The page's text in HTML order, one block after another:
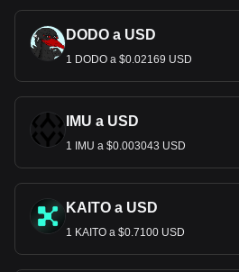
DODO a USD
1 DODO a $0.02169 USD
IMU a USD
1 IMU a $0.003043 USD
KAITO a USD
1 KAITO a $0.7100 USD